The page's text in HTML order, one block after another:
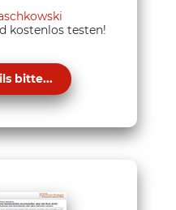
kostenlos testen!
bitte...